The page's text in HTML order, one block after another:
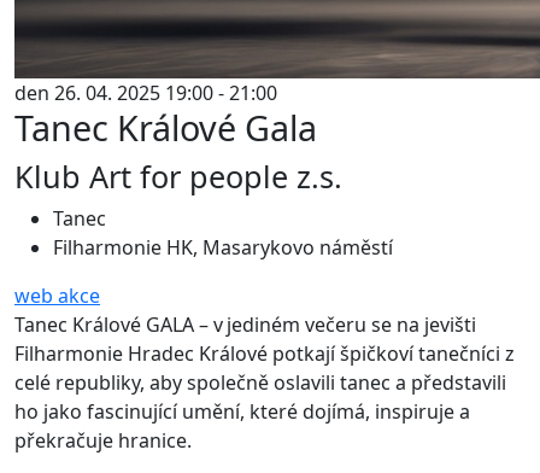
den 26. 04. 2025 19:00 - 21:00
Tanec Králové Gala
Klub Art for people z.s.
Tanec
Filharmonie HK, Masarykovo náměstí
web akce
Tanec Králové GALA – v jediném večeru se na jevišti
Filharmonie Hradec Králové potkají špičkoví tanečníci z
celé republiky, aby společně oslavili tanec a představili
ho jako fascinující umění, které dojímá, inspiruje a
překračuje hranice.